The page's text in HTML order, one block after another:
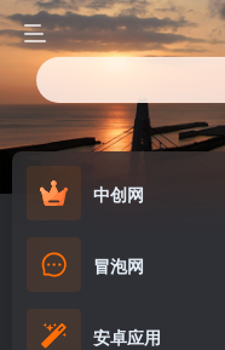
中创网
冒泡网
安卓应用